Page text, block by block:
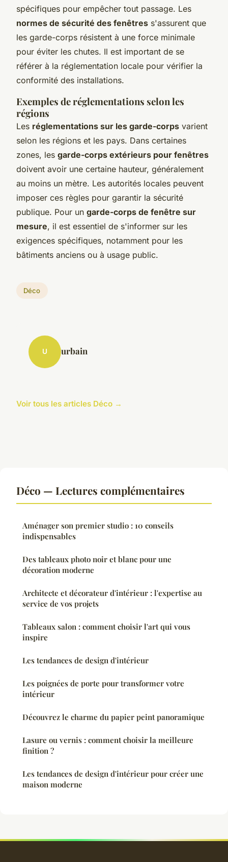
spécifiques pour empêcher tout passage. Les
normes de sécurité des fenêtres s'assurent que
les garde-corps résistent à une force minimale
pour éviter les chutes. Il est important de se
référer à la réglementation locale pour vérifier la
conformité des installations.
Exemples de réglementations selon les
régions
Les réglementations sur les garde-corps varient
selon les régions et les pays. Dans certaines
zones, les garde-corps extérieurs pour fenêtres
doivent avoir une certaine hauteur, généralement
au moins un mètre. Les autorités locales peuvent
imposer ces règles pour garantir la sécurité
publique. Pour un garde-corps de fenêtre sur
mesure, il est essentiel de s'informer sur les
exigences spécifiques, notamment pour les
bâtiments anciens ou à usage public.
Déco
U urbain
Voir tous les articles Déco →
Déco — Lectures complémentaires
Aménager son premier studio : 10 conseils
indispensables
Des tableaux photo noir et blanc pour une
décoration moderne
Architecte et décorateur d'intérieur : l'expertise au
service de vos projets
Tableaux salon : comment choisir l'art qui vous
inspire
Les tendances de design d'intérieur
Les poignées de porte pour transformer votre
intérieur
Découvrez le charme du papier peint panoramique
Lasure ou vernis : comment choisir la meilleure
finition ?
Les tendances de design d'intérieur pour créer une
maison moderne